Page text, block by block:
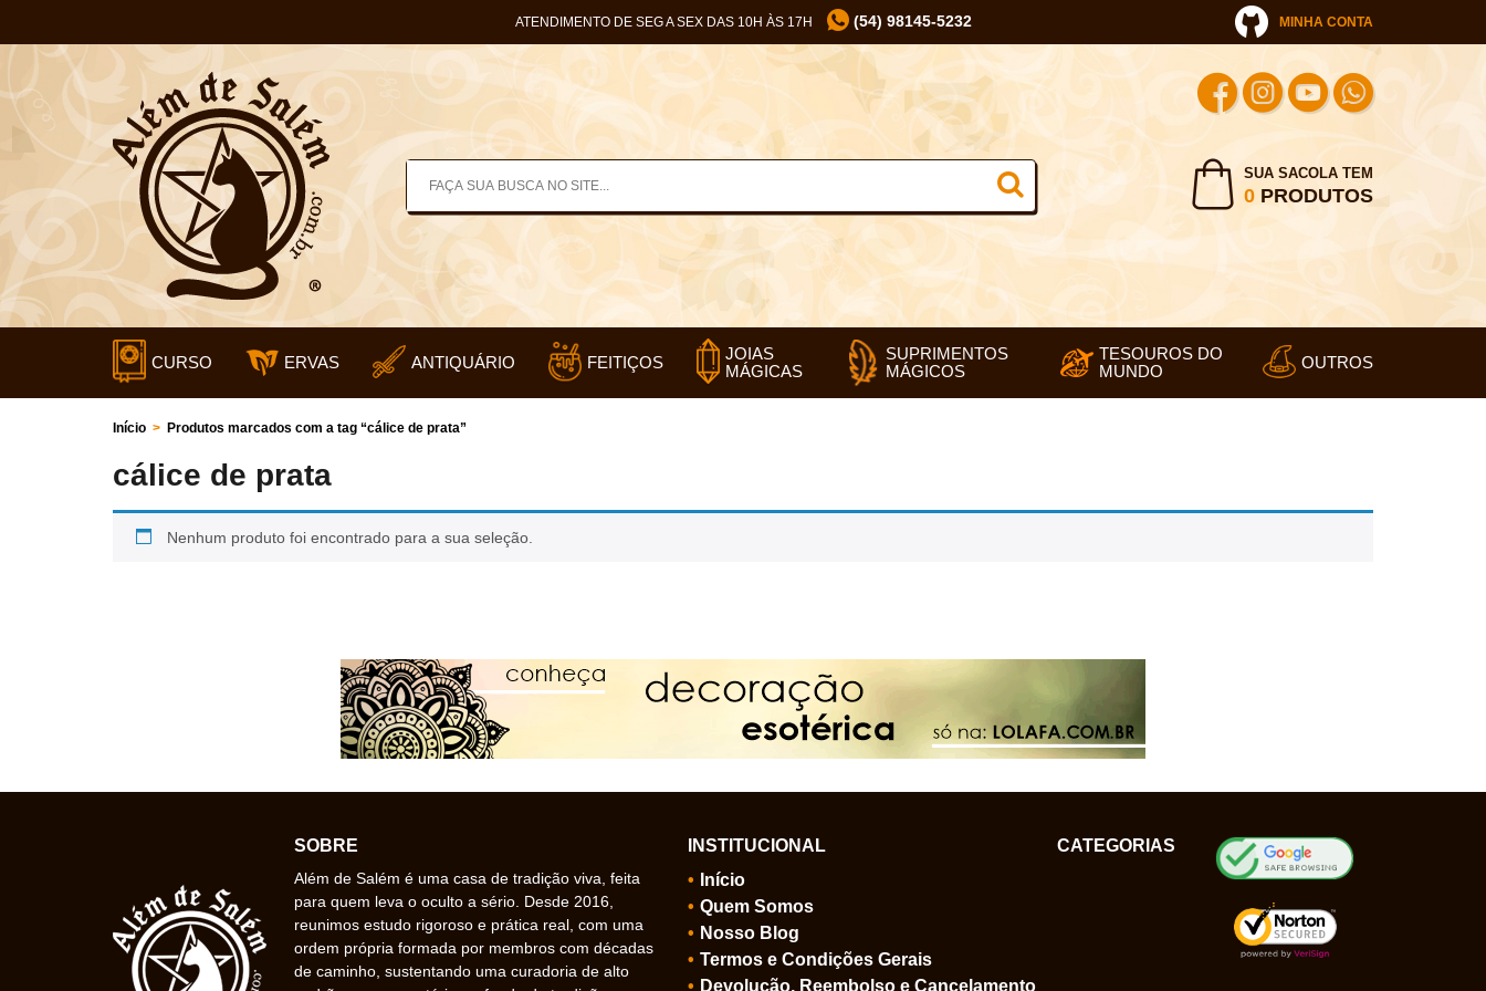
ATENDIMENTO DE SEG A SEX DAS 10H ÀS 17H (54) 98145-5232 MINHA CONTA
SUA SACOLA TEM
0PRODUTOS
CURSO ERVAS ANTIQUÁRIO FEITIÇOS
JOIAS
MÁGICAS
SUPRIMENTOS
MÁGICOS
TESOUROS DO
MUNDO
OUTROS
Início > Produtos marcados com a tag “cálice de prata”
cálice de prata
Nenhum produto foi encontrado para a sua seleção.
SOBRE
Além de Salém é uma casa de tradição viva, feita
para quem leva o oculto a sério. Desde 2016,
reunimos estudo rigoroso e prática real, com uma
ordem própria formada por membros com décadas
de caminho, sustentando uma curadoria de alto
INSTITUCIONAL
Início
Quem Somos
Nosso Blog
Termos e Condições Gerais
Devolução, Reembolso e Cancelamento
CATEGORIAS